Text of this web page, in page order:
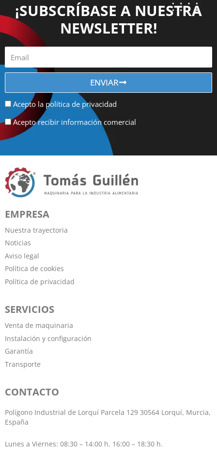
¡SUBSCRÍBASE A NUESTRA
NEWSLETTER!
Acepto la política de privacidad
Acepto recibir información comercial
ENVIAR
EMPRESA
Nuestra trayectoria
Noticias
Aviso legal
Política de cookies
Política de privacidad
SERVICIOS
Venta de maquinaria
Instalación y configuración
Garantía
Transporte
CONTACTO
Polígono Industrial de Lorquí Parcela 129 30564 Lorquí, Murcia,
España
Lunes a Viernes: 08:30 – 14:00 h. 16:00 – 18:30 h.